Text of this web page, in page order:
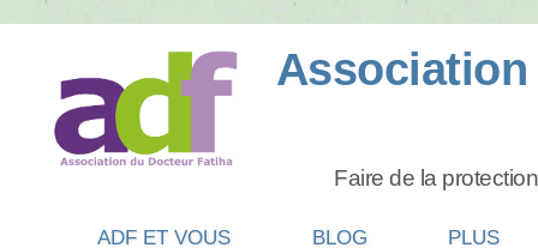
PLUS
BLOG
ADF ET VOUS